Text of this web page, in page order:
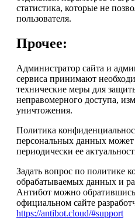
статистика, которые не
пользователя.
Прочее:
Администратор сайта и
сервиса принимают
технические меры для
неправомерного доступа,
уничтожения.
Политика
персональных данных может
периодически ее
Задать вопрос по политике
обрабатываемых данных и
Антибот можно
официальном сайте
https://antibot.cloud/#support